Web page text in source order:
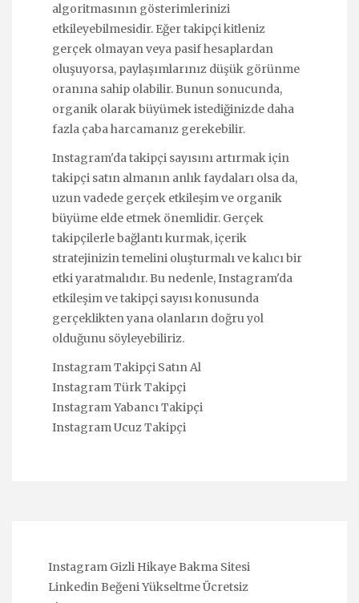
algoritmasının gösterimlerinizi
etkileyebilmesidir. Eğer takipçi kitleniz
gerçek olmayan veya pasif hesaplardan
oluşuyorsa, paylaşımlarınız düşük görünme
oranına sahip olabilir. Bunun sonucunda,
organik olarak büyümek istediğinizde daha
fazla çaba harcamanız gerekebilir.
Instagram'da takipçi sayısını artırmak için
takipçi satın almanın anlık faydaları olsa da,
uzun vadede gerçek etkileşim ve organik
büyüme elde etmek önemlidir. Gerçek
takipçilerle bağlantı kurmak, içerik
stratejinizin temelini oluşturmalı ve kalıcı bir
etki yaratmalıdır. Bu nedenle, Instagram'da
etkileşim ve takipçi sayısı konusunda
gerçeklikten yana olanların doğru yol
olduğunu söyleyebiliriz.
Instagram Takipçi Satın Al
Instagram Türk Takipçi
Instagram Yabancı Takipçi
Instagram Ucuz Takipçi
Instagram Gizli Hikaye Bakma Sitesi
Linkedin Beğeni Yükseltme Ücretsiz